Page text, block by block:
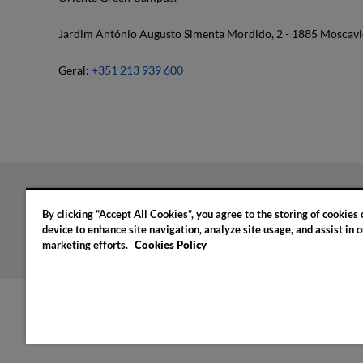
Jardim António Augusto Simenta Mordido, 2 - 1885
Geral: +351 213 939 600
Política de privacidade Política de cookies
By clicking “Accept All Cookies”, you agree to the storing of cookies
device to enhance site navigation, analyze site usage, and assist in
marketing efforts. Cookies Policy